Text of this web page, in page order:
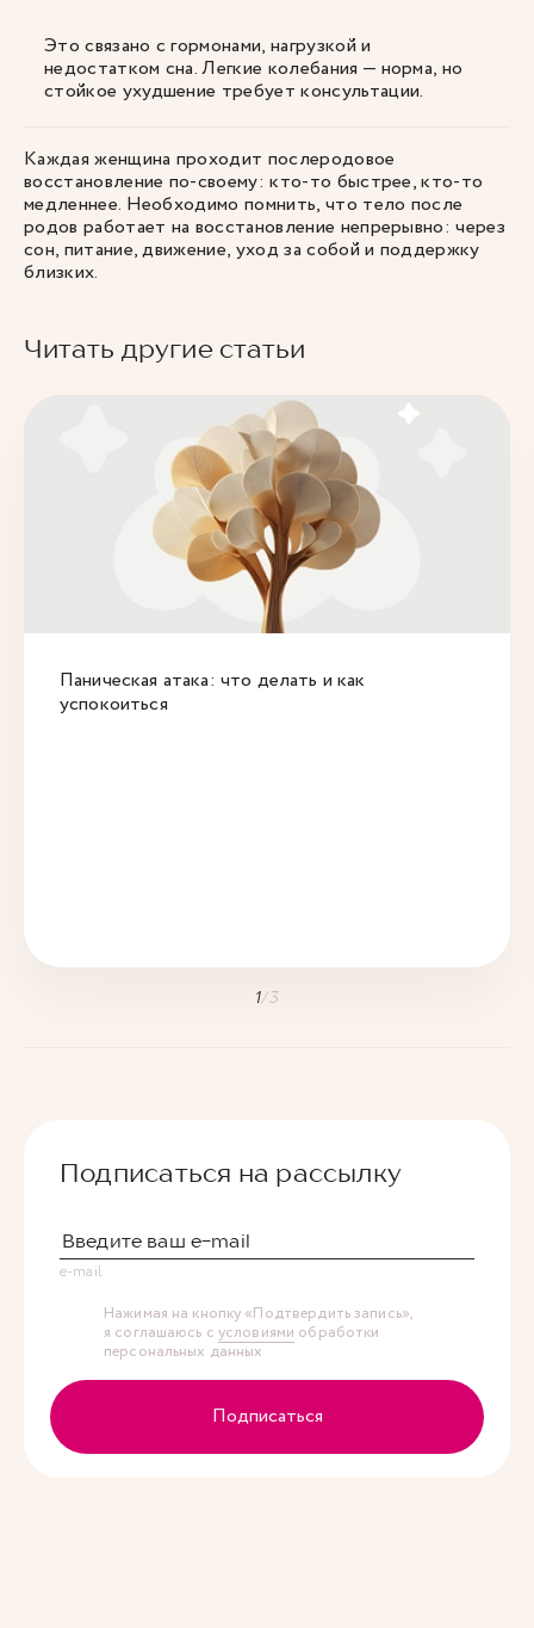
Это связано с гормонами, нагрузкой и
недостатком сна. Легкие колебания — норма, но
стойкое ухудшение требует консультации.
Каждая женщина проходит послеродовое
восстановление по-своему: кто-то быстрее, кто-то
медленнее. Необходимо помнить, что тело после
родов работает на восстановление непрерывно: через
сон, питание, движение, уход за собой и поддержку
близких.
Читать другие статьи
Паническая атака: что делать и как
успокоиться
1/3
Подписаться на рассылку
e-mail
Нажимая на кнопку «Подтвердить запись»,
я соглашаюсь с условиями обработки
персональных данных
Подписаться